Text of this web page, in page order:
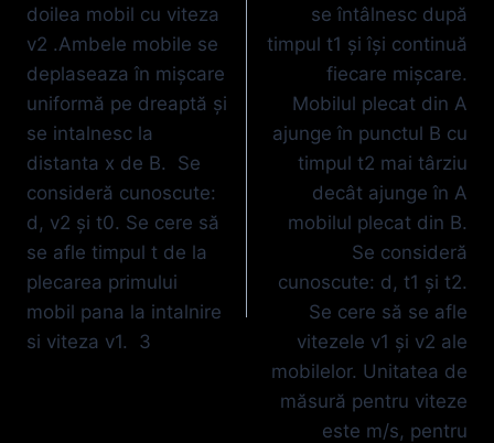
doilea mobil cu viteza
v2 .Ambele mobile se
deplaseaza în mişcare
uniformă pe dreaptă şi
se intalnesc la
distanta x de B. Se
consideră cunoscute:
d, v2 şi t0. Se cere să
se afle timpul t de la
plecarea primului
mobil pana la intalnire
si viteza v1. 3
se întâlnesc după
timpul t1 şi îşi continuă
fiecare mişcare.
Mobilul plecat din A
ajunge în punctul B cu
timpul t2 mai târziu
decât ajunge în A
mobilul plecat din B.
Se consideră
cunoscute: d, t1 şi t2.
Se cere să se afle
vitezele v1 şi v2 ale
mobilelor. Unitatea de
măsură pentru viteze
este m/s, pentru